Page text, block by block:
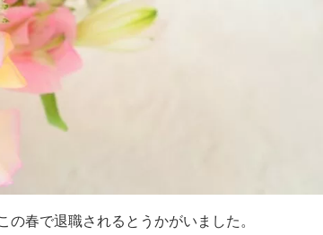
春で退職されるとうかがいました。